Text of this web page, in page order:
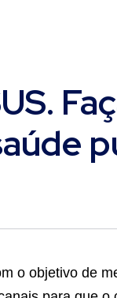
o objetivo de